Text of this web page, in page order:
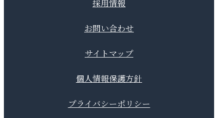
採用情報
お問い合わせ
サイトマップ
個人情報保護方針
プライバシーポリシー